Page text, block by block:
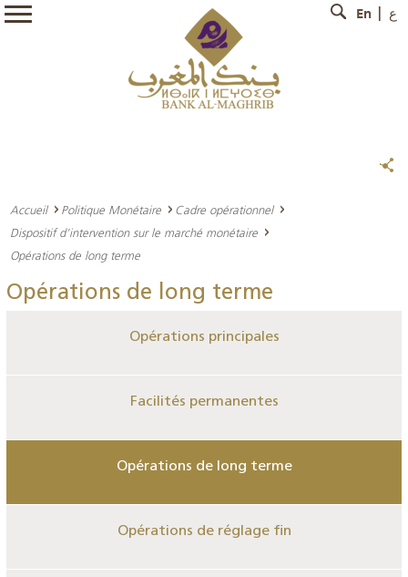
En ع
Accueil Politique Monétaire
Cadre opérationnel
Dispositif d’intervention sur le marché monétaire
Opérations de long terme
Opérations de long terme
Opérations principales
Facilités permanentes
Opérations de long terme
Opérations de réglage fin